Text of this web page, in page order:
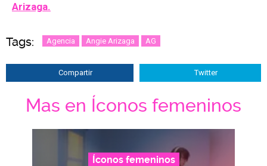
Arizaga.
Tags: Agencia Angie Arizaga AG
Compartir Twitter
Mas en Íconos femeninos
Íconos femeninos